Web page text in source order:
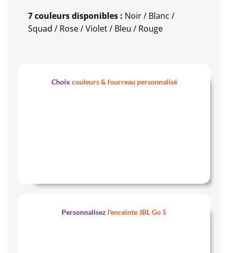
7 couleurs disponibles : Noir / Blanc /
Squad / Rose / Violet / Bleu / Rouge
Choix couleurs & fourreau personnalisé
Personnalisez l'enceinte JBL Go 5